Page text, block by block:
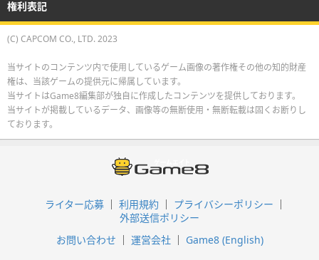
権利表記
(C) CAPCOM CO., LTD. 2023
当サイトのコンテンツ内で使用しているゲーム画像の著作権その他の知的財産
権は、当該ゲームの提供元に帰属しています。
当サイトはGame8編集部が独自に作成したコンテンツを提供しております。
当サイトが掲載しているデータ、画像等の無断使用・無断転載は固くお断りし
ております。
ライター応募 利用規約
プライバシーポリシー
外部送信ポリシー
お問い合わせ
運営会社 Game8 (English)